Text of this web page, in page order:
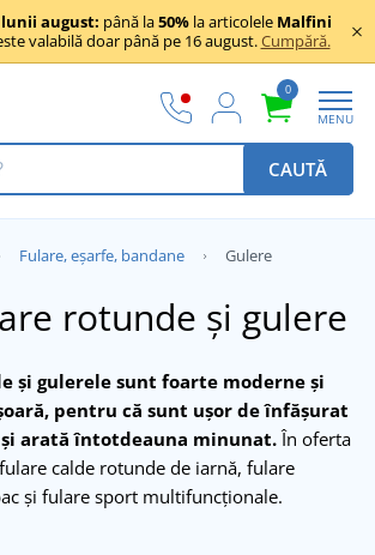
august: până la50% la articolele Malfini
valabilă doar până pe 16 august.Cumpără.
0
MENU
CAUTĂ
Fulare, eșarfe, bandane Gulere
rotunde și gulere
și gulerele sunt foarte moderne și
pentru că sunt ușor de înfășurat
arată întotdeauna minunat.În oferta
calde rotunde de iarnă, fulare
și fulare sport multifuncționale.